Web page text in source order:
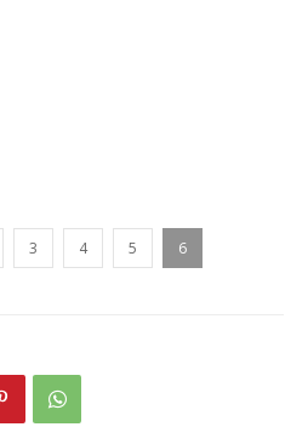
3 4 5 6